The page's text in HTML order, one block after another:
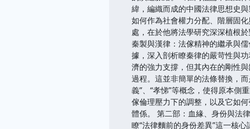
緯，編織而成的中國法律思想史
如何作為社會權力分配、階層固
處，在於他將法學研究深深植根
秦製與漢律：法傢精神的繼承與
據，深入剖析瞭秦律的嚴苛性與
濟的強力支撐，但其內在的剛性
過程。這並非簡單的法條替換，
義”、“孝悌”等概念，使得原本側
傢倫理壓力下的調整，以及它如
體係。 第二部：血緣、身份與法
瞭“法律麵前的身份差異”這一核